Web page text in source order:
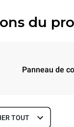
du
Panneau de
Profondeur
TOUT